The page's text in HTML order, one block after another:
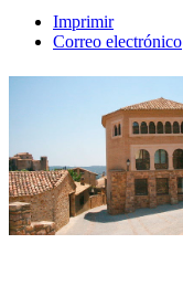
Imprimir
Correo electrónico